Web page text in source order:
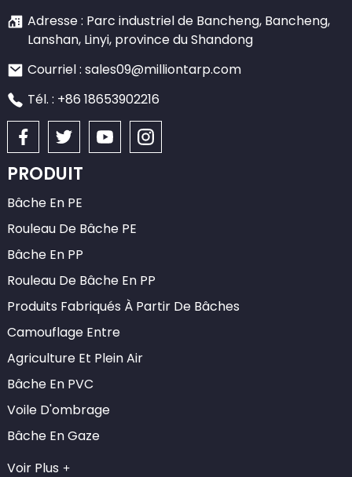
Adresse : Parc industriel de Bancheng, Bancheng,
Lanshan, Linyi, province du Shandong
Courriel : sales09@milliontarp.com
Tél. : +86 18653902216
PRODUIT
Bâche En PE
Rouleau De Bâche PE
Bâche En PP
Rouleau De Bâche En PP
Produits Fabriqués À Partir De Bâches
Camouflage Entre
Agriculture Et Plein Air
Bâche En PVC
Voile D'ombrage
Bâche En Gaze
Voir Plus